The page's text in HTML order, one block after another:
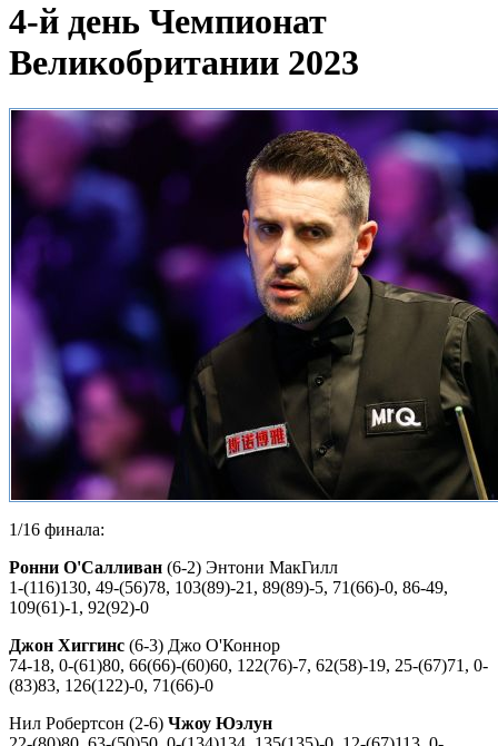
4-й день Чемпионат
Великобритании 2023
1/16 финала:
Ронни О'Салливан (6-2) Энтони МакГилл
1-(116)130, 49-(56)78, 103(89)-21, 89(89)-5, 71(66)-0, 86-49,
109(61)-1, 92(92)-0
Джон Хиггинс (6-3) Джо О'Коннор
74-18, 0-(61)80, 66(66)-(60)60, 122(76)-7, 62(58)-19, 25-(67)71, 0-
(83)83, 126(122)-0, 71(66)-0
Нил Робертсон (2-6) Чжоу Юэлун